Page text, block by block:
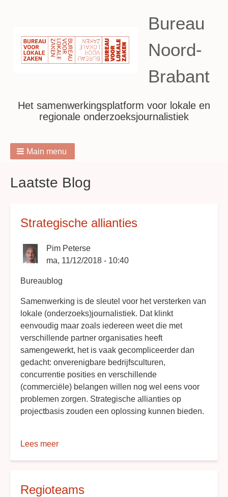
Bureau
Noord-
Brabant
Het samenwerkingsplatform voor lokale en
regionale onderzoeksjournalistiek
Main menu
Laatste Blog
Strategische allianties
Pim Peterse
ma, 11/12/2018 - 10:40
Bureaublog
Samenwerking is de sleutel voor het versterken van
lokale (onderzoeks)journalistiek. Dat klinkt
eenvoudig maar zoals iedereen weet die met
verschillende partner organisaties heeft
samengewerkt, het is vaak gecompliceerder dan
gedacht: onverenigbare bedrijfsculturen,
concurrentie posities en verschillende
(commerciële) belangen willen nog wel eens voor
problemen zorgen. Strategische allianties op
projectbasis zouden een oplossing kunnen bieden.
Lees meer
Regioteams